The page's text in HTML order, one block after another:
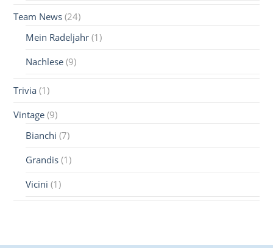
Team News (24)
Mein Radeljahr (1)
Nachlese (9)
Trivia (1)
Vintage (9)
Bianchi (7)
Grandis (1)
Vicini (1)